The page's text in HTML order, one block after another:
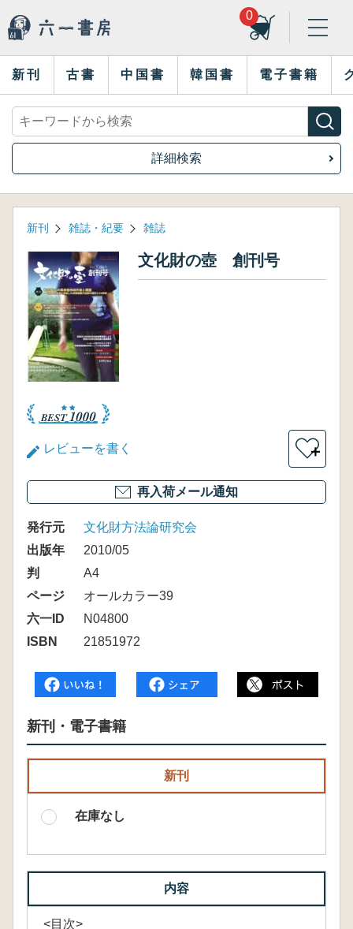
0
新刊 古書 中国書 韓国書 電子書籍
詳細検索
新刊 雑誌・紀要 雑誌
文化財の壺 創刊号
レビューを書く ＋
再入荷メール通知
発行元
文化財方法論研究会
出版年
2010/05
判
A4
ページ
オールカラー39
六一ID
N04800
ISBN
21851972
新刊・電子書籍
新刊
在庫なし
内容
<目次>